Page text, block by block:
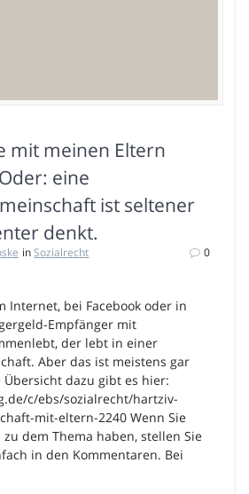
mit meinen Eltern
eine
ist seltener
denkt.
inSozialrecht
0
Internet, bei Facebook oder in
Empfänger mit
der lebt in einer
Aber das ist meistens gar
Übersicht dazu gibt es hier:
c/ebs/sozialrecht/hartziv-
mit-eltern-2240 Wenn Sie
dem Thema haben, stellen Sie
in den Kommentaren. Bei